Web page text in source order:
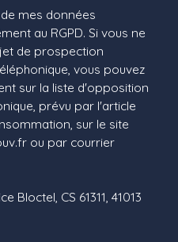
mes données
au RGPD. Si vous ne
de prospection
vous pouvez
sur la liste d'opposition
prévu par l'article
sur le site
ou par courrier
Bloctel, CS 61311, 41013